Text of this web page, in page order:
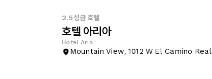
2.5성급 호텔
호텔 아리아
Hotel Aria
Mountain View, 1012 W El Camino Real